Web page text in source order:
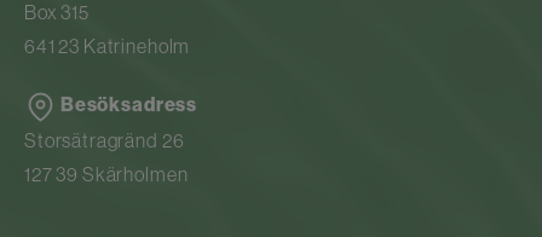
Box 315
641 23 Katrineholm
Besöksadress
Storsätragränd 26
127 39 Skärholmen